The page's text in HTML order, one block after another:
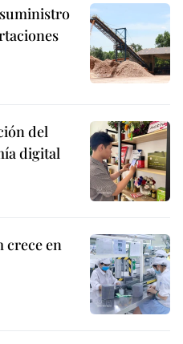
del
digital
crece en